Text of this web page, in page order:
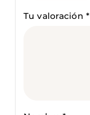
Tu valoración*